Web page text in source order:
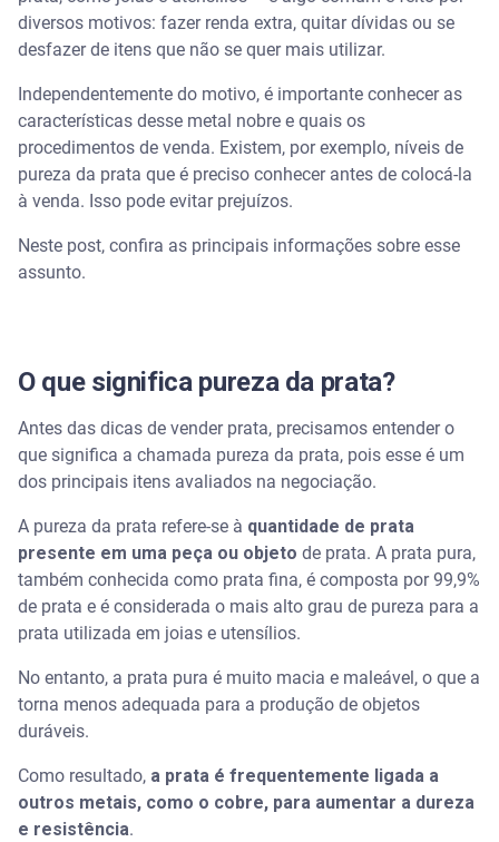
diversos motivos: fazer renda extra, quitar dívidas ou se
desfazer de itens que não se quer mais utilizar.
Independentemente do motivo, é importante conhecer as
características desse metal nobre e quais os
procedimentos de venda. Existem, por exemplo, níveis de
pureza da prata que é preciso conhecer antes de colocá-la
à venda. Isso pode evitar prejuízos.
Neste post, confira as principais informações sobre esse
assunto.
O que significa pureza da prata?
Antes das dicas de vender prata, precisamos entender o
que significa a chamada pureza da prata, pois esse é um
dos principais itens avaliados na negociação.
A pureza da prata refere-se à quantidade de prata
presente em uma peça ou objeto de prata. A prata pura,
também conhecida como prata fina, é composta por 99,9%
de prata e é considerada o mais alto grau de pureza para a
prata utilizada em joias e utensílios.
No entanto, a prata pura é muito macia e maleável, o que a
torna menos adequada para a produção de objetos
duráveis.
Como resultado, a prata é frequentemente ligada a
outros metais, como o cobre, para aumentar a dureza
e resistência.